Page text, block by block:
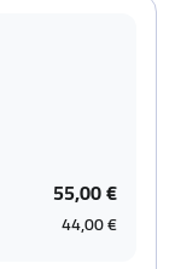
55,00 €
44,00 €